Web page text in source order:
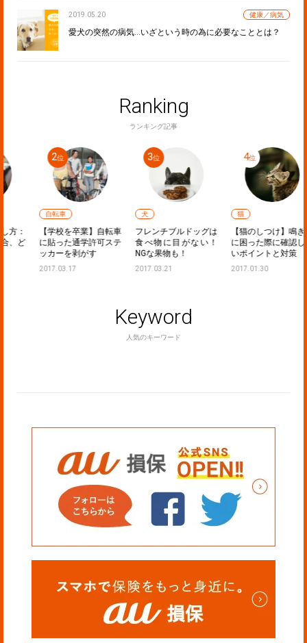
2019.05.20 健康／病気
愛犬の突然の病気…いざという時の為に必要なこととは？
Ranking
ランキング記事
自転車
【学校を卒業】自転車
に貼った通学許可ステ
ッカーを剥がす
2017.03.17
フレンチブルドッグは
食べ物に目がない！
NGな果物も！
2017.03.21
【猫のしつけ】鳴き声
に困った際に確認した
いポイントと対策
2017.01.30
Keyword
人気のキーワード